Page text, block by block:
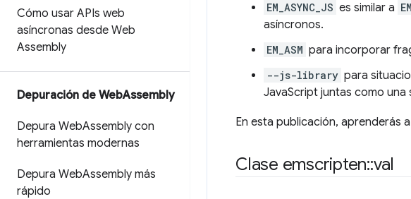
Cómo usar APIs web
asíncronas desde Web
Assembly
Depuración de WebAssembly
Depura WebAssembly con
herramientas modernas
Depura WebAssembly más
rápido
EM_ASYNC_JS es similar a
asíncronos.
EM_ASM para incorporar
--js-library para
JavaScript juntas como una
En esta publicación, aprenderás
Clase emscripten::val